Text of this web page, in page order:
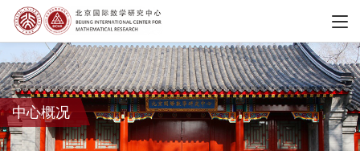
中心概况